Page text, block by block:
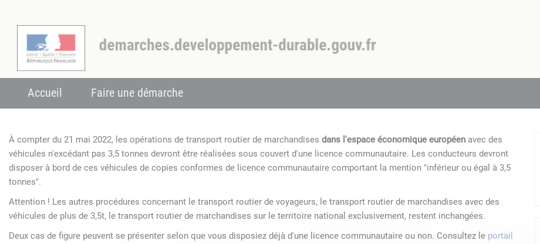
Accueil Faire une démarche
À compter du 21 mai 2022, les opérations de transport routier de marchandises dans l'espace économique européen avec des
véhicules n'excédant pas 3,5 tonnes devront être réalisées sous couvert d'une licence communautaire. Les conducteurs devront
disposer à bord de ces véhicules de copies conformes de licence communautaire comportant la mention "inférieur ou égal à 3,5
tonnes".
Attention ! Les autres procédures concernant le transport routier de voyageurs, le transport routier de marchandises avec des
véhicules de plus de 3,5t, le transport routier de marchandises sur le territoire national exclusivement, restent inchangées.
Deux cas de figure peuvent se présenter selon que vous disposiez déjà d'une licence communautaire ou non. Consultez le portail